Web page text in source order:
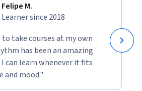
Felipe M.
Learner since 2018
to take courses at my own
has been an amazing
I can learn whenever it fits
and mood."